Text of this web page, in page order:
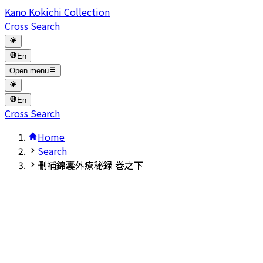
Kano Kokichi Collection
Cross Search
En
Open menu
En
Cross Search
Home
Search
刪補錦囊外療秘録 巻之下